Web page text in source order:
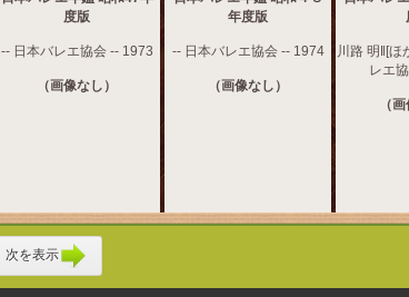
度版
-- 日本バレエ協会 -- 1973
（画像なし）
年度版
-- 日本バレエ協会 -- 1974
（画像なし）
川路 明‖[ほ
レエ
（
次を表示